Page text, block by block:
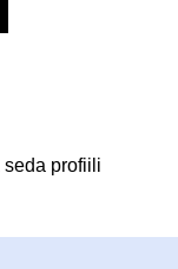
seda profiili